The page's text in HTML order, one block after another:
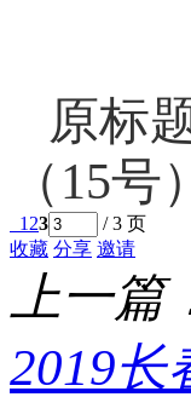
原标
（15号
1 23
/ 3 页
收藏 分享 邀请
上一篇
2019长